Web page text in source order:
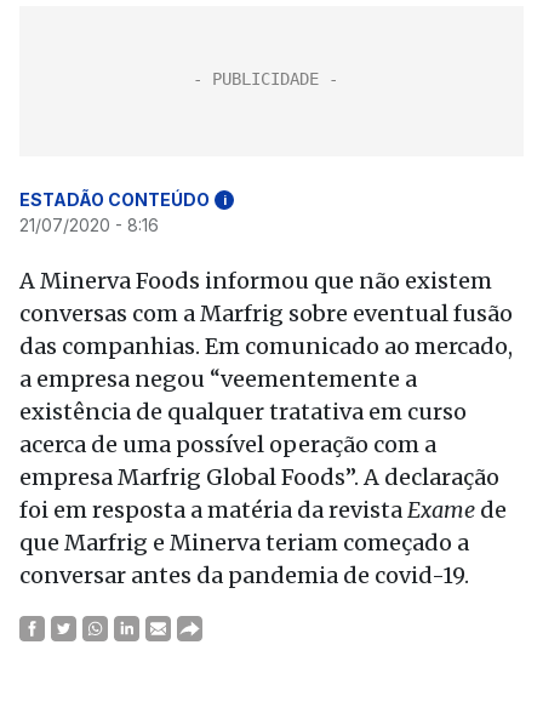
ESTADÃO CONTEÚDO i
21/07/2020 - 8:16
A Minerva Foods informou que não existem
conversas com a Marfrig sobre eventual fusão
das companhias. Em comunicado ao mercado,
a empresa negou “veementemente a
existência de qualquer tratativa em curso
acerca de uma possível operação com a
empresa Marfrig Global Foods”. A declaração
foi em resposta a matéria da revistaExame de
que Marfrig e Minerva teriam começado a
conversar antes da pandemia de covid-19.